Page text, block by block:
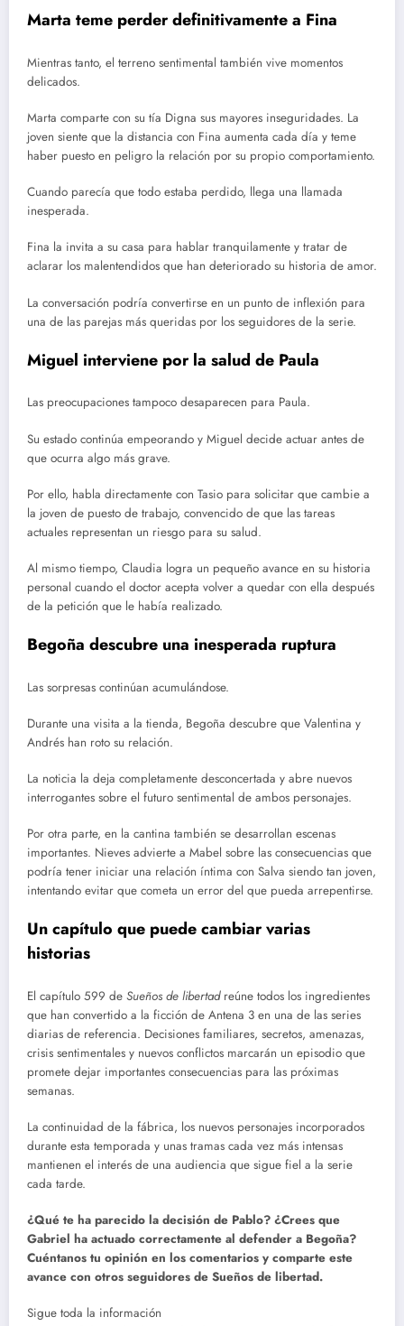
Marta teme perder definitivamente a Fina
Mientras tanto, el terreno sentimental también vive momentos
delicados.
Marta comparte con su tía Digna sus mayores inseguridades. La
joven siente que la distancia con Fina aumenta cada día y teme
haber puesto en peligro la relación por su propio comportamiento.
Cuando parecía que todo estaba perdido, llega una llamada
inesperada.
Fina la invita a su casa para hablar tranquilamente y tratar de
aclarar los malentendidos que han deteriorado su historia de amor.
La conversación podría convertirse en un punto de inflexión para
una de las parejas más queridas por los seguidores de la serie.
Miguel interviene por la salud de Paula
Las preocupaciones tampoco desaparecen para Paula.
Su estado continúa empeorando y Miguel decide actuar antes de
que ocurra algo más grave.
Por ello, habla directamente con Tasio para solicitar que cambie a
la joven de puesto de trabajo, convencido de que las tareas
actuales representan un riesgo para su salud.
Al mismo tiempo, Claudia logra un pequeño avance en su historia
personal cuando el doctor acepta volver a quedar con ella después
de la petición que le había realizado.
Begoña descubre una inesperada ruptura
Las sorpresas continúan acumulándose.
Durante una visita a la tienda, Begoña descubre que Valentina y
Andrés han roto su relación.
La noticia la deja completamente desconcertada y abre nuevos
interrogantes sobre el futuro sentimental de ambos personajes.
Por otra parte, en la cantina también se desarrollan escenas
importantes. Nieves advierte a Mabel sobre las consecuencias que
podría tener iniciar una relación íntima con Salva siendo tan joven,
intentando evitar que cometa un error del que pueda arrepentirse.
Un capítulo que puede cambiar varias
historias
El capítulo 599 de Sueños de libertadreúne todos los ingredientes
que han convertido a la ficción de Antena 3 en una de las series
diarias de referencia. Decisiones familiares, secretos, amenazas,
crisis sentimentales y nuevos conflictos marcarán un episodio que
promete dejar importantes consecuencias para las próximas
semanas.
La continuidad de la fábrica, los nuevos personajes incorporados
durante esta temporada y unas tramas cada vez más intensas
mantienen el interés de una audiencia que sigue fiel a la serie
cada tarde.
¿Qué te ha parecido la decisión de Pablo? ¿Crees que
Gabriel ha actuado correctamente al defender a Begoña?
Cuéntanos tu opinión en los comentarios y comparte este
avance con otros seguidores de Sueños de libertad.
Sigue toda la información